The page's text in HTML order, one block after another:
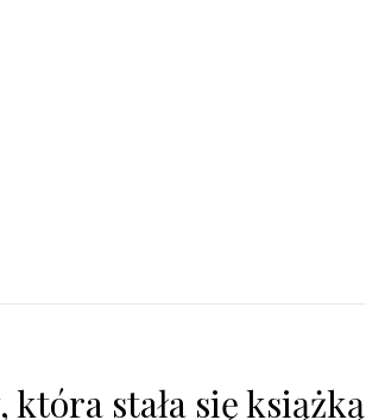
która stała się książką